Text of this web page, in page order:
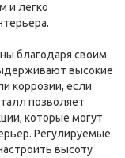
и легко
благодаря своим
высокие
коррозии, если
позволяет
которые могут
Регулируемые
высоту